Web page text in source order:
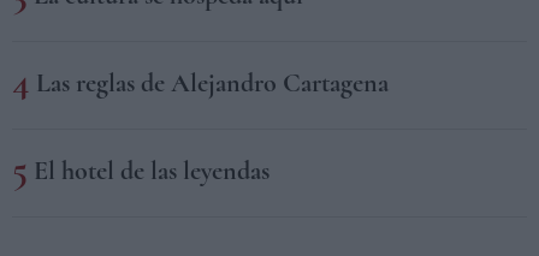
Las reglas de Alejandro Cartagena
El hotel de las leyendas